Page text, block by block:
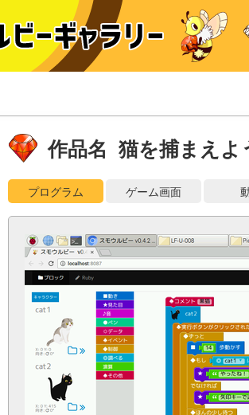
作品名 猫を捕まえよ
プログラム ゲーム画面